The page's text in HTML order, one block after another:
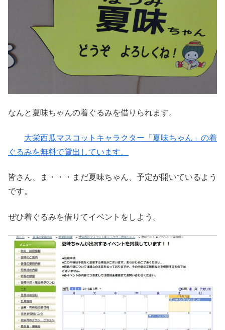
なんと夏味ちゃんの着ぐるみを借りられます。
大栄西瓜マスコットキャラクター「夏味ちゃん」の着
ぐるみを無料で貸出しています。
皆さん、ま・・・まだ夏味ちゃん、予定が開いているよう
です。
ぜひ着ぐるみを借りてイベントをしよう。